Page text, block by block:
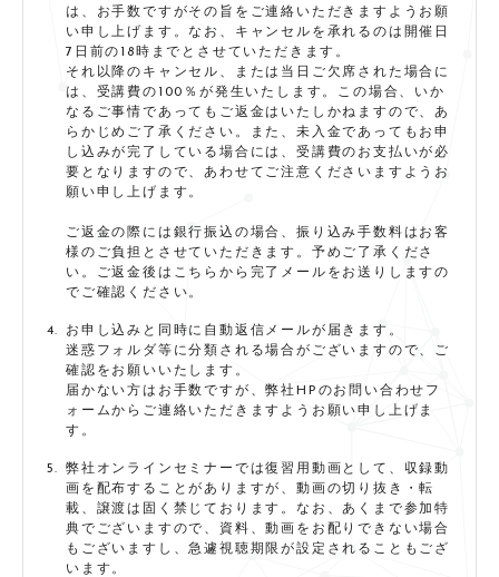
は、お手数ですがその旨をご連絡いただきますようお願
い申し上げます。なお、キャンセルを承れるのは開催日
7日前の18時までとさせていただきます。
それ以降のキャンセル、または当日ご欠席された場合に
は、受講費の100％が発生いたします。この場合、いか
なるご事情であってもご返金はいたしかねますので、あ
らかじめご了承ください。また、未入金であってもお申
し込みが完了している場合には、受講費のお支払いが必
要となりますので、あわせてご注意くださいますようお
願い申し上げます。
ご返金の際には銀行振込の場合、振り込み手数料はお客
様のご負担とさせていただきます。予めご了承くださ
い。ご返金後はこちらから完了メールをお送りしますの
でご確認ください。
お申し込みと同時に自動返信メールが届きます。
迷惑フォルダ等に分類される場合がございますので、ご
確認をお願いいたします。
届かない方はお手数ですが、弊社HPのお問い合わせフ
ォームからご連絡いただきますようお願い申し上げま
す。
弊社オンラインセミナーでは復習用動画として、収録動
画を配布することがありますが、動画の切り抜き・転
載、譲渡は固く禁じております。なお、あくまで参加特
典でございますので、資料、動画をお配りできない場合
もございますし、急遽視聴期限が設定されることもござ
います。